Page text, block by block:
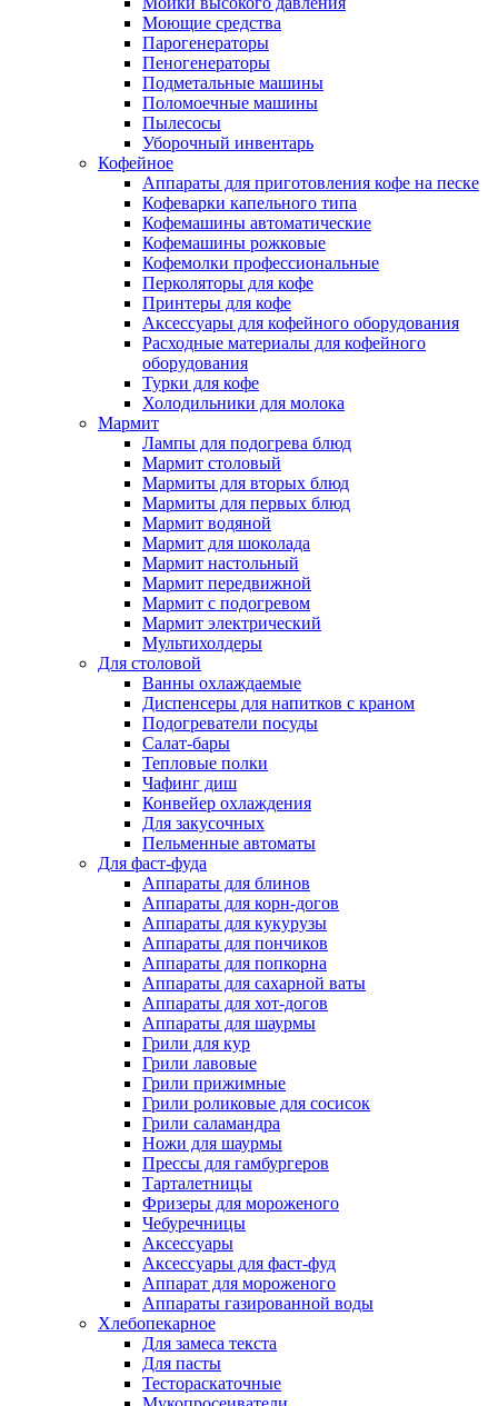
Моющие средства
Парогенераторы
Пеногенераторы
Подметальные машины
Поломоечные машины
Пылесосы
Уборочный инвентарь
Кофейное
Аппараты для приготовления кофе на песке
Кофеварки капельного типа
Кофемашины автоматические
Кофемашины рожковые
Кофемолки профессиональные
Перколяторы для кофе
Принтеры для кофе
Аксессуары для кофейного оборудования
Расходные материалы для кофейного
оборудования
Турки для кофе
Холодильники для молока
Мармит
Лампы для подогрева блюд
Мармит столовый
Мармиты для вторых блюд
Мармиты для первых блюд
Мармит водяной
Мармит для шоколада
Мармит настольный
Мармит передвижной
Мармит с подогревом
Мармит электрический
Мультихолдеры
Для столовой
Ванны охлаждаемые
Диспенсеры для напитков с краном
Подогреватели посуды
Салат-бары
Тепловые полки
Чафинг диш
Конвейер охлаждения
Для закусочных
Пельменные автоматы
Для фаст-фуда
Аппараты для блинов
Аппараты для корн-догов
Аппараты для кукурузы
Аппараты для пончиков
Аппараты для попкорна
Аппараты для сахарной ваты
Аппараты для хот-догов
Аппараты для шаурмы
Грили для кур
Грили лавовые
Грили прижимные
Грили роликовые для сосисок
Грили саламандра
Ножи для шаурмы
Прессы для гамбургеров
Тарталетницы
Фризеры для мороженого
Чебуречницы
Аксессуары
Аксессуары для фаст-фуд
Аппарат для мороженого
Аппараты газированной воды
Хлебопекарное
Для замеса текста
Для пасты
Тестораскаточные